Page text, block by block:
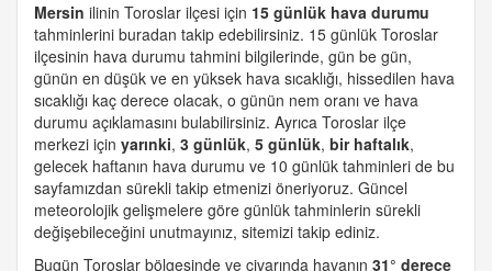
Mersin ilinin Toroslar ilçesi için 15 günlük hava durumu
tahminlerini buradan takip edebilirsiniz. 15 günlük Toroslar
ilçesinin hava durumu tahmini bilgilerinde, gün be gün,
günün en düşük ve en yüksek hava sıcaklığı, hissedilen hava
sıcaklığı kaç derece olacak, o günün nem oranı ve hava
durumu açıklamasını bulabilirsiniz. Ayrıca Toroslar ilçe
merkezi için yarınki, 3 günlük, 5 günlük, bir haftalık,
gelecek haftanın hava durumu ve 10 günlük tahminleri de bu
sayfamızdan sürekli takip etmenizi öneriyoruz. Güncel
meteorolojik gelişmelere göre günlük tahminlerin sürekli
değişebileceğini unutmayınız, sitemizi takip ediniz.
Bugün Toroslar bölgesinde ve civarında havanın 31° derece